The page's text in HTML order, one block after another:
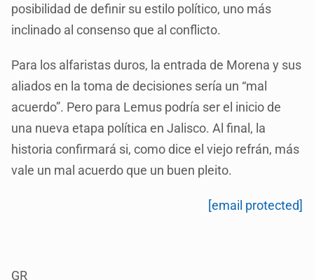
posibilidad de definir su estilo político, uno más
inclinado al consenso que al conflicto.
Para los alfaristas duros, la entrada de Morena y sus
aliados en la toma de decisiones sería un “mal
acuerdo”. Pero para Lemus podría ser el inicio de
una nueva etapa política en Jalisco. Al final, la
historia confirmará si, como dice el viejo refrán, más
vale un mal acuerdo que un buen pleito.
[email protected]
GR